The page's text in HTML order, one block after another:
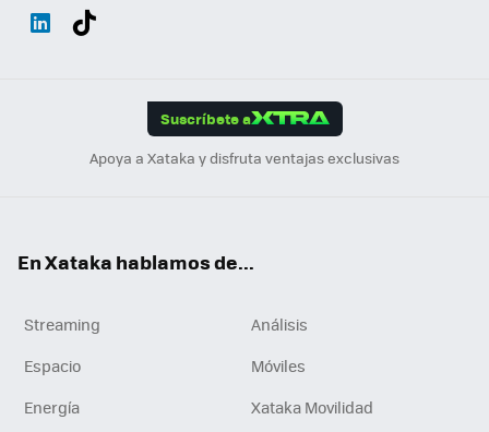
Suscríbete a
Apoya a Xataka y disfruta ventajas exclusivas
En Xataka hablamos de...
Streaming
Análisis
Espacio
Móviles
Energía
Xataka Movilidad